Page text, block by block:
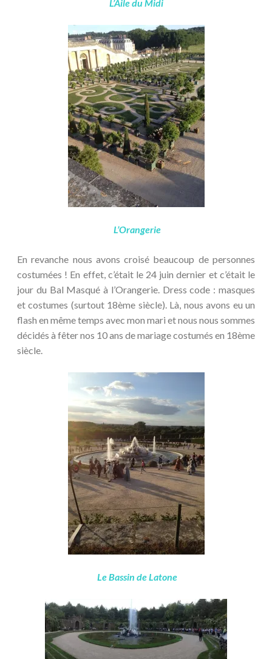
L’Aile du Midi
L’Orangerie
En revanche nous avons croisé beaucoup de personnes
costumées ! En effet, c’était le 24 juin dernier et c’était le
jour du Bal Masqué à l’Orangerie. Dress code : masques
et costumes (surtout 18ème siècle). Là, nous avons eu un
flash en même temps avec mon mari et nous nous sommes
décidés à fêter nos 10 ans de mariage costumés en 18ème
siècle.
Le Bassin de Latone